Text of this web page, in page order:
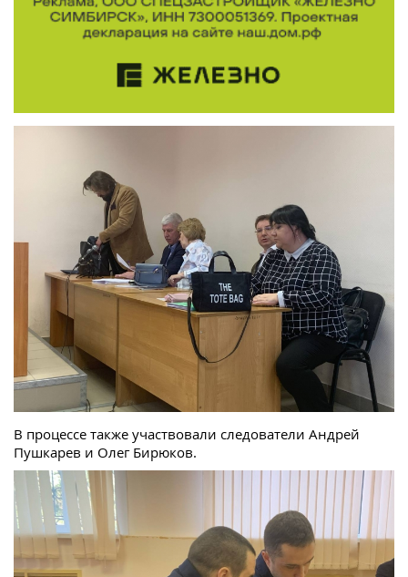
В процессе также участвовали следователи Андрей
Пушкарев и Олег Бирюков.